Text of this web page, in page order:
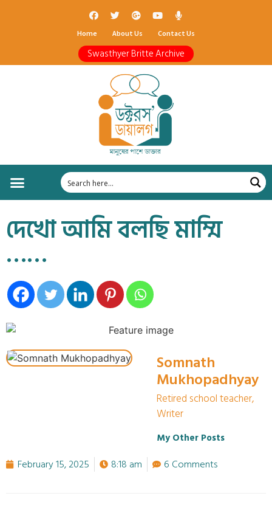
Home About Us Contact Us
Swasthyer Britte Archive
দেখো আমি বলছি মাম্মি
……
Somnath
Mukhopadhyay
Retired school teacher,
Writer
My Other Posts
February 15, 2025 8:18 am 6 Comments